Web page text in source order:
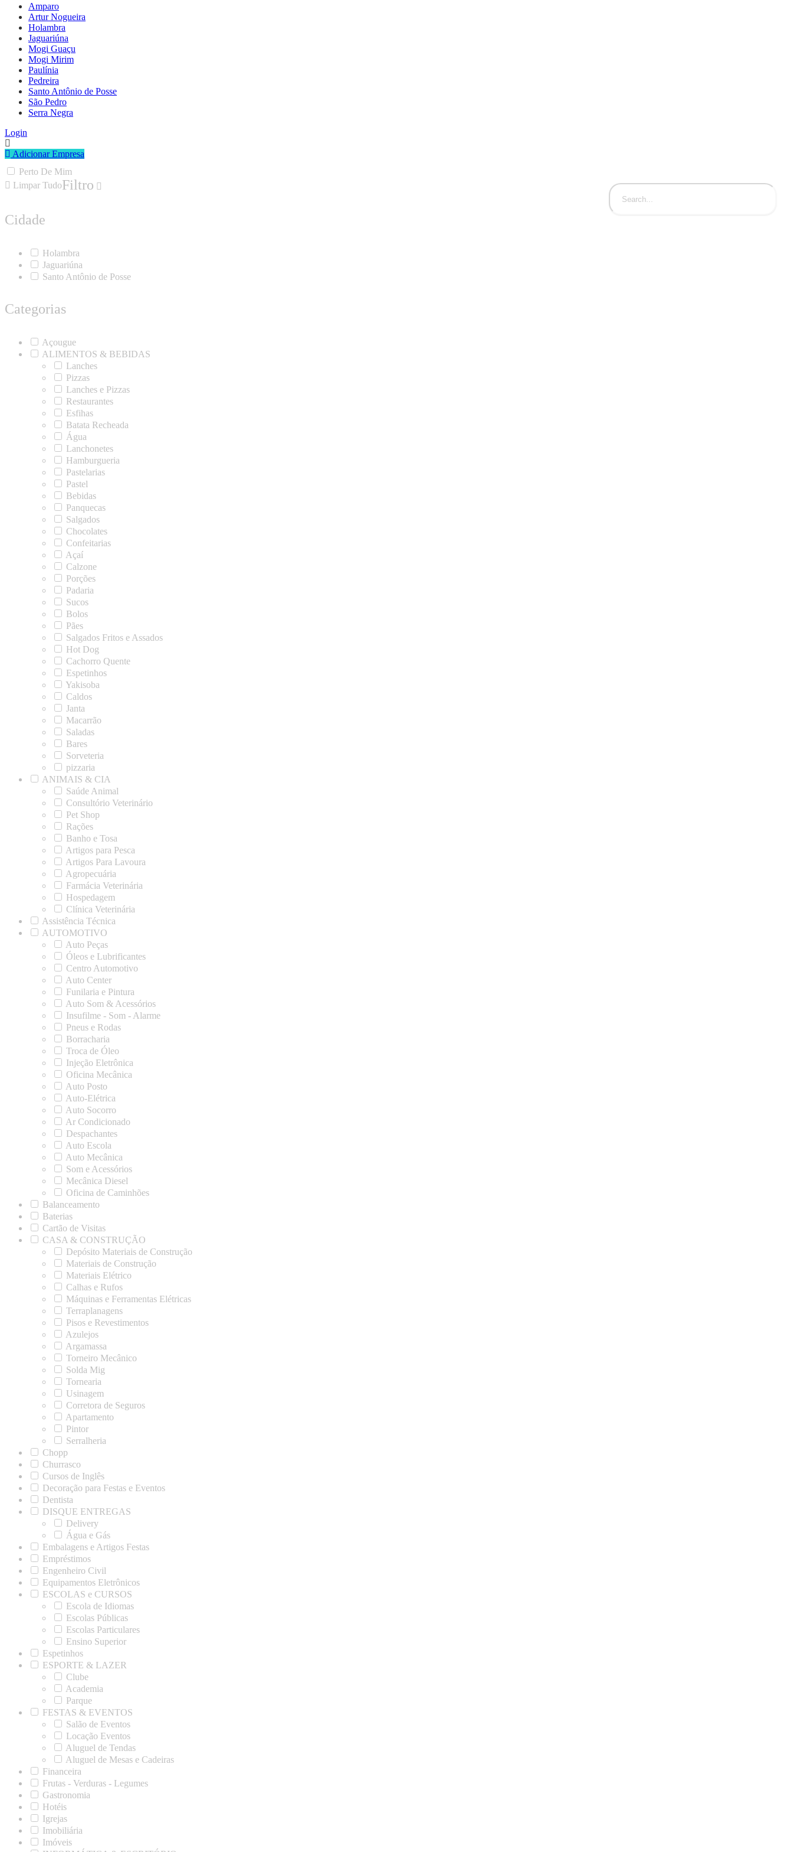
Amparo
Artur Nogueira
Holambra
Jaguariúna
Mogi Guaçu
Mogi Mirim
Paulínia
Pedreira
Santo Antônio de Posse
São Pedro
Serra Negra
Login
Adicionar Empresa
Perto De Mim
Limpar TudoFiltro
Cidade
Holambra
Jaguariúna
Santo Antônio de Posse
Categorias
Açougue
ALIMENTOS & BEBIDAS
Lanches
Pizzas
Lanches e Pizzas
Restaurantes
Esfihas
Batata Recheada
Água
Lanchonetes
Hamburgueria
Pastelarias
Pastel
Bebidas
Panquecas
Salgados
Chocolates
Confeitarias
Açaí
Calzone
Porções
Padaria
Sucos
Bolos
Pães
Salgados Fritos e Assados
Hot Dog
Cachorro Quente
Espetinhos
Yakisoba
Caldos
Janta
Macarrão
Saladas
Bares
Sorveteria
pizzaria
ANIMAIS & CIA
Saúde Animal
Consultório Veterinário
Pet Shop
Rações
Banho e Tosa
Artigos para Pesca
Artigos Para Lavoura
Agropecuária
Farmácia Veterinária
Hospedagem
Clínica Veterinária
Assistência Técnica
AUTOMOTIVO
Auto Peças
Óleos e Lubrificantes
Centro Automotivo
Auto Center
Funilaria e Pintura
Auto Som & Acessórios
Insufilme - Som - Alarme
Pneus e Rodas
Borracharia
Troca de Óleo
Injeção Eletrônica
Oficina Mecânica
Auto Posto
Auto-Elétrica
Auto Socorro
Ar Condicionado
Despachantes
Auto Escola
Auto Mecânica
Som e Acessórios
Mecânica Diesel
Oficina de Caminhões
Balanceamento
Baterias
Cartão de Visitas
CASA & CONSTRUÇÃO
Depósito Materiais de Construção
Materiais de Construção
Materiais Elétrico
Calhas e Rufos
Máquinas e Ferramentas Elétricas
Terraplanagens
Pisos e Revestimentos
Azulejos
Argamassa
Torneiro Mecânico
Solda Mig
Tornearia
Usinagem
Corretora de Seguros
Apartamento
Pintor
Serralheria
Chopp
Churrasco
Cursos de Inglês
Decoração para Festas e Eventos
Dentista
DISQUE ENTREGAS
Delivery
Água e Gás
Embalagens e Artigos Festas
Empréstimos
Engenheiro Civil
Equipamentos Eletrônicos
ESCOLAS e CURSOS
Escola de Idiomas
Escolas Públicas
Escolas Particulares
Ensino Superior
Espetinhos
ESPORTE & LAZER
Clube
Academia
Parque
FESTAS & EVENTOS
Salão de Eventos
Locação Eventos
Aluguel de Tendas
Aluguel de Mesas e Cadeiras
Financeira
Frutas - Verduras - Legumes
Gastronomia
Hotéis
Igrejas
Imobiliária
Imóveis